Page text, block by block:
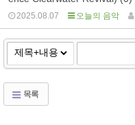
2025.08.07 오늘의 음악
목록